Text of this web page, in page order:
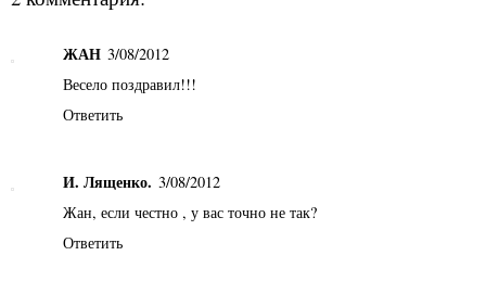
ЖАН 3/08/2012
Весело поздравил!!!
Ответить
И. Лященко. 3/08/2012
Жан, если честно , у вас точно не так?
Ответить